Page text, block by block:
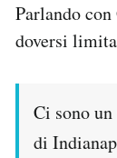
Parlando
doversi
Ci sono
di